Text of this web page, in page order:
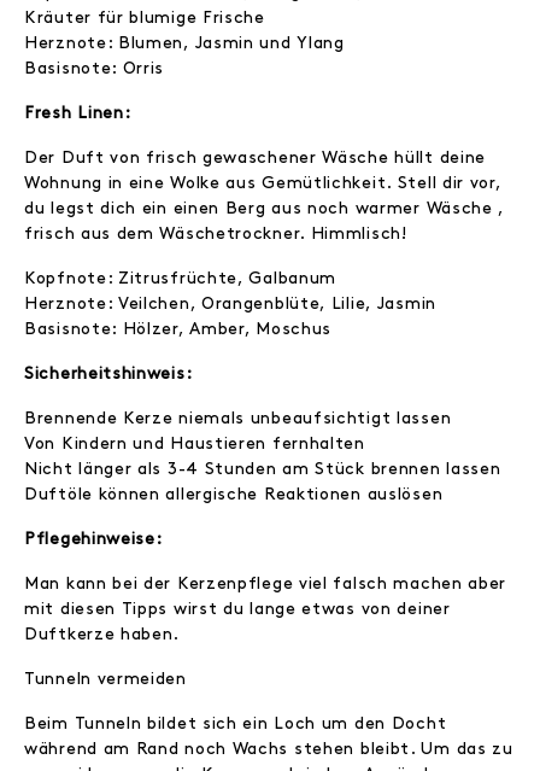
Kräuter für blumige Frische
Herznote: Blumen, Jasmin und Ylang
Basisnote: Orris
Fresh Linen:
Der Duft von frisch gewaschener Wäsche hüllt deine
Wohnung in eine Wolke aus Gemütlichkeit. Stell dir vor,
du legst dich ein einen Berg aus noch warmer Wäsche ,
frisch aus dem Wäschetrockner. Himmlisch!
Kopfnote: Zitrusfrüchte, Galbanum
Herznote: Veilchen, Orangenblüte, Lilie, Jasmin
Basisnote: Hölzer, Amber, Moschus
Sicherheitshinweis:
Brennende Kerze niemals unbeaufsichtigt lassen
Von Kindern und Haustieren fernhalten
Nicht länger als 3-4 Stunden am Stück brennen lassen
Duftöle können allergische Reaktionen auslösen
Pflegehinweise:
Man kann bei der Kerzenpflege viel falsch machen aber
mit diesen Tipps wirst du lange etwas von deiner
Duftkerze haben.
Tunneln vermeiden
Beim Tunneln bildet sich ein Loch um den Docht
während am Rand noch Wachs stehen bleibt. Um das zu